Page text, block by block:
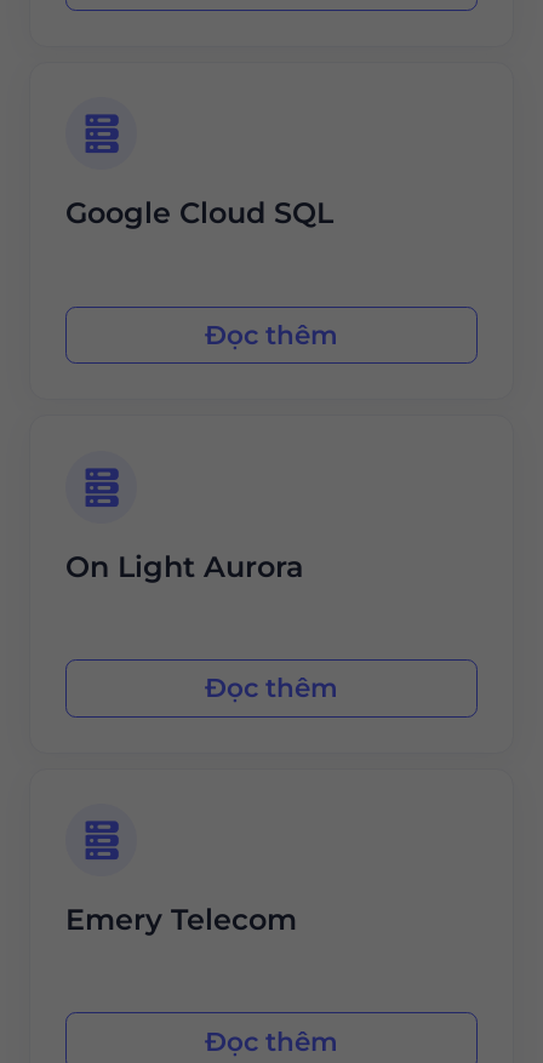
Google Cloud SQL
Đọc thêm
On Light Aurora
Đọc thêm
Emery Telecom
Đọc thêm